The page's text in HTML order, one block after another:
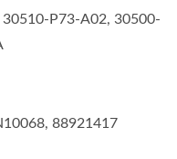
P73-A02, 30500-
88921417